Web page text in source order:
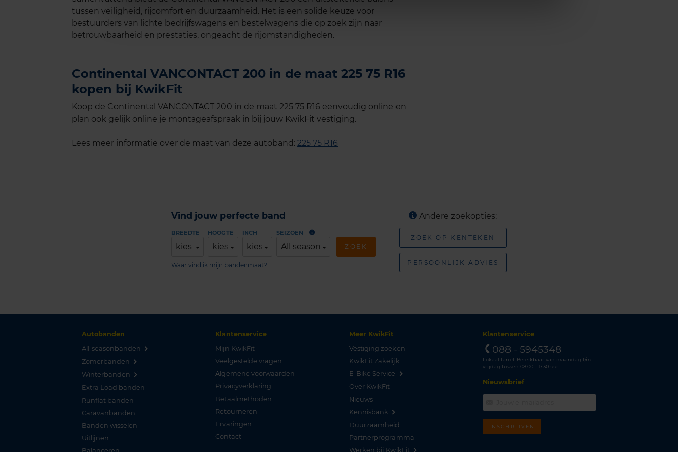
tussen veiligheid, rijcomfort en duurzaamheid. Het is een solide keuze voor
bestuurders van lichte bedrijfswagens en bestelwagens die op zoek zijn naar
betrouwbaarheid en prestaties, ongeacht de rijomstandigheden.
Continental VANCONTACT 200 in de maat 225 75 R16
kopen bij KwikFit
Koop de Continental VANCONTACT 200 in de maat 225 75 R16 eenvoudig online en
plan ook gelijk online je montageafspraak in bij jouw KwikFit vestiging.
Lees meer informatie over de maat van deze autoband: 225 75 R16
Vind jouw perfecte band
BREEDTE
kies
HOOGTE
kies
INCH
kies
SEIZOEN
All season ZOEK
Waar vind ik mijn bandenmaat?
Andere zoekopties:
ZOEK OP KENTEKEN
PERSOONLIJK ADVIES
Autobanden
All-seasonbanden
Zomerbanden
Winterbanden
Extra Load banden
Runflat banden
Caravanbanden
Banden wisselen
Uitlijnen
Klantenservice
Mijn KwikFit
Veelgestelde vragen
Algemene voorwaarden
Privacyverklaring
Betaalmethoden
Retourneren
Ervaringen
Contact
Meer KwikFit
Vestiging zoeken
KwikFit Zakelijk
E-Bike Service
Over KwikFit
Nieuws
Kennisbank
Duurzaamheid
Partnerprogramma
Werken bij KwikFit
Klantenservice
088 - 5945348
Lokaal tarief. Bereikbaar van maandag t/m
vrijdag tussen 08.00 - 17.30 uur.
Nieuwsbrief
INSCHRIJVEN